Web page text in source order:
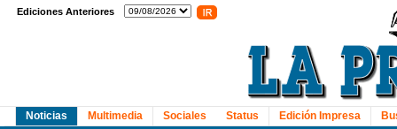
Ediciones Anteriores
Noticias
Multimedia Sociales Status Edición Impresa